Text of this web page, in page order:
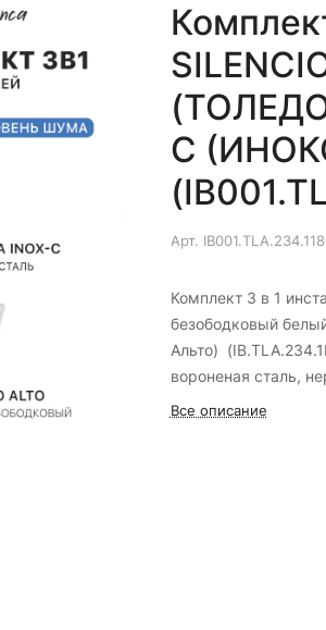
C
Арт.
Комплект 3 в 1
безободковый
Альто)
вороненая сталь,
(Инокс-Ц)
Все описание